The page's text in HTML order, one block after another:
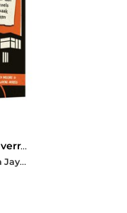
Mr. Brein vind de verrader puzzelboek
Gareth Moore-Laura Jayne Ayres